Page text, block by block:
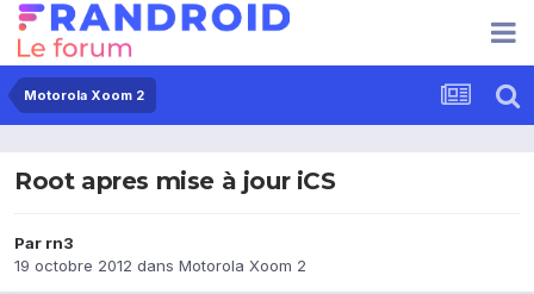
Motorola Xoom 2
Root apres mise à jour iCS
Par rn3
19 octobre 2012 dans Motorola Xoom 2